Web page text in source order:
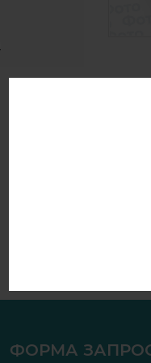
ФОРМА